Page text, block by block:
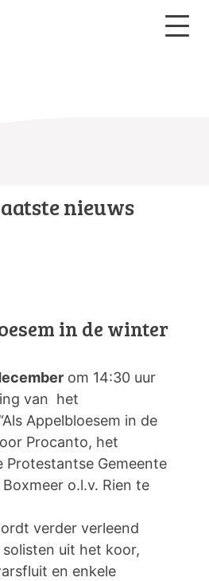
nieuws
in de winter
om 14:30 uur
van het
Appelbloesem in de
Procanto, het
Protestantse Gemeente
o.l.v. Rien te
verder verleend
uit het koor,
en enkele